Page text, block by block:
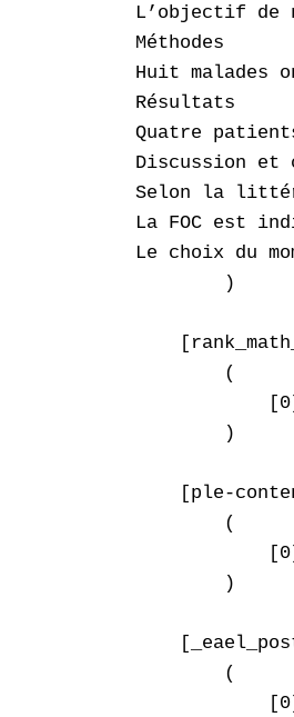
L’objectif de
Méthodes
Huit malades
Résultats
Quatre
Discussion et
Selon la
La FOC est
Le choix du
        )
        (
        )
[ple-
        (
        )
        (